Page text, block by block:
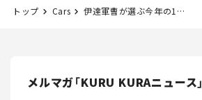
トップ Cars 伊達軍曹が選ぶ今年の1台は「スズキ スイフト スポーツ」
メルマガ「KURU KURAニュース」